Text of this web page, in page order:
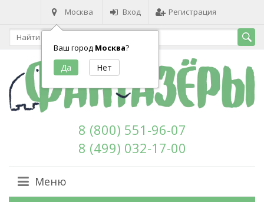
Москва
Ваш город Москва?
Вход Регистрация
8 (800) 551-96-07
8 (499) 032-17-00
Меню